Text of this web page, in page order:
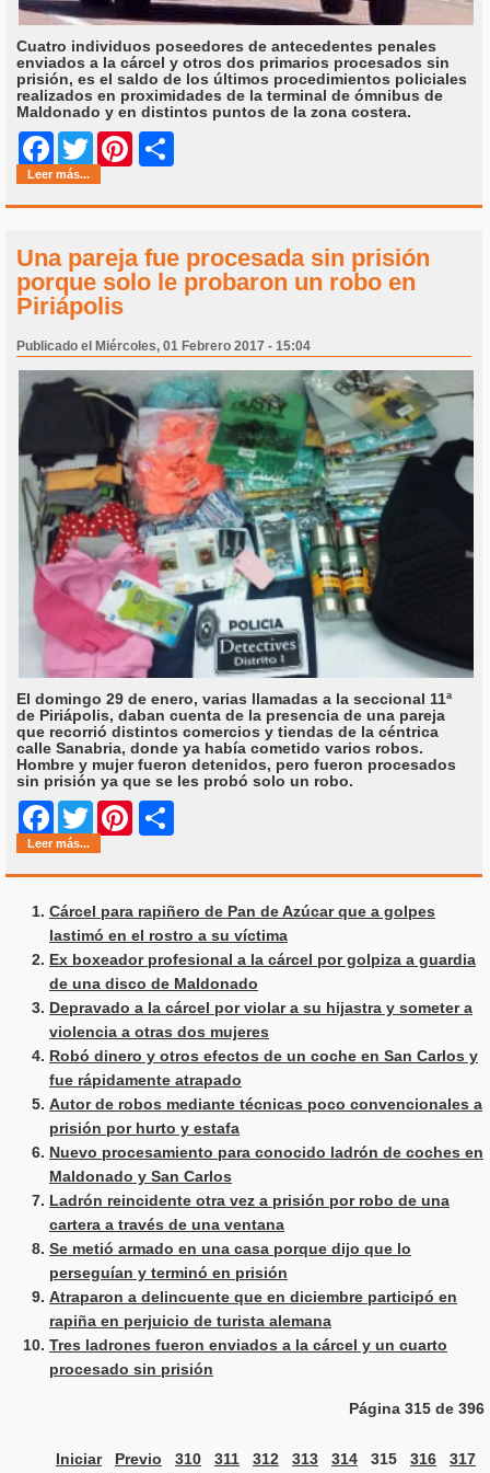
Cuatro individuos poseedores de antecedentes penales
enviados a la cárcel y otros dos primarios procesados sin
prisión, es el saldo de los últimos procedimientos policiales
realizados en proximidades de la terminal de ómnibus de
Maldonado y en distintos puntos de la zona costera.
Facebook
Twitter Pinterest
Leer más...
Una pareja fue procesada sin prisión
porque solo le probaron un robo en
Piriápolis
Publicado el Miércoles, 01 Febrero 2017 - 15:04
El domingo 29 de enero, varias llamadas a la seccional 11ª
de Piriápolis, daban cuenta de la presencia de una pareja
que recorrió distintos comercios y tiendas de la céntrica
calle Sanabria, donde ya había cometido varios robos.
Hombre y mujer fueron detenidos, pero fueron procesados
sin prisión ya que se les probó solo un robo.
Facebook
Twitter Pinterest
Leer más...
Cárcel para rapiñero de Pan de Azúcar que a golpes
lastimó en el rostro a su víctima
Ex boxeador profesional a la cárcel por golpiza a guardia
de una disco de Maldonado
Depravado a la cárcel por violar a su hijastra y someter a
violencia a otras dos mujeres
Robó dinero y otros efectos de un coche en San Carlos y
fue rápidamente atrapado
Autor de robos mediante técnicas poco convencionales a
prisión por hurto y estafa
Nuevo procesamiento para conocido ladrón de coches en
Maldonado y San Carlos
Ladrón reincidente otra vez a prisión por robo de una
cartera a través de una ventana
Se metió armado en una casa porque dijo que lo
perseguían y terminó en prisión
Atraparon a delincuente que en diciembre participó en
rapiña en perjuicio de turista alemana
Tres ladrones fueron enviados a la cárcel y un cuarto
procesado sin prisión
Página 315 de 396
Iniciar Previo 310 311 312 313 314 315 316
317